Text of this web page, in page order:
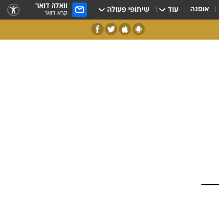
אופנה עוד שיתופי פעולה וואלה דואר
קרא דואר